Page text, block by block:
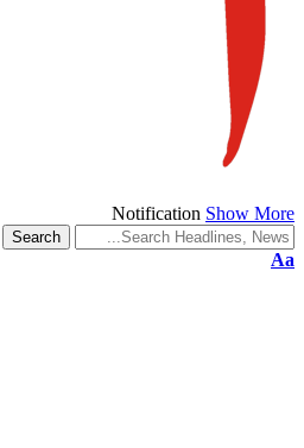
Notification Show More
Aa